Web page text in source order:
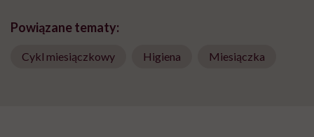
Powiązane tematy:
Cykl miesiączkowy Higiena Miesiączka